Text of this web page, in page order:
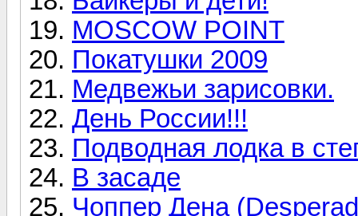
MOSCOW POINT
Покатушки 2009
Медвежьи зарисовки.
День России!!!
Подводная лодка в
В засаде
Чоппер Дена